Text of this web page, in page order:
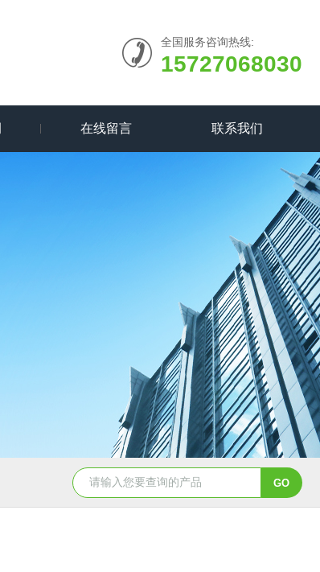
全国服务咨询热线:
15727068030
在线留言 联系我们
50吨pe塑料水箱储水罐 40吨PE塑料防腐储罐